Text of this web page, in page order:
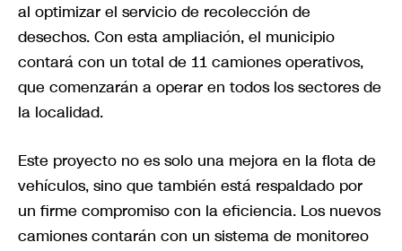
al optimizar el servicio de recolección de
desechos. Con esta ampliación, el municipio
contará con un total de 11 camiones operativos,
que comenzarán a operar en todos los sectores de
la localidad.
Este proyecto no es solo una mejora en la flota de
vehículos, sino que también está respaldado por
un firme compromiso con la eficiencia. Los nuevos
camiones contarán con un sistema de monitoreo